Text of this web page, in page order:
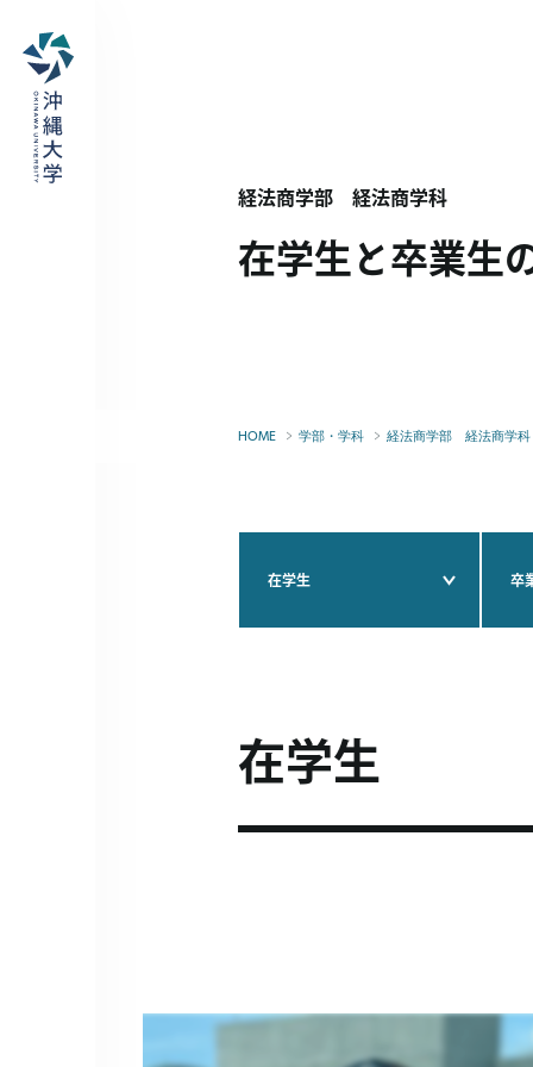
経法商学部 経法商学科
在学生と卒業生
HOME 学部・学科 経法商学部 経法商学科
在学生 卒
在学生